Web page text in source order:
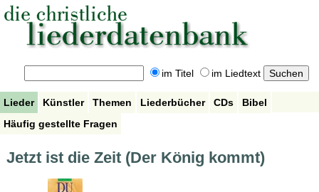
im Titel im Liedtext
Lieder Künstler Themen Liederbücher CDs
Bibel
Häufig gestellte Fragen
Jetzt ist die Zeit (Der König kommt)